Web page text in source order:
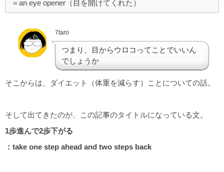
＝an eye opener（目を開けてくれた）
7taro
つまり、目からウロコってことでいいん
でしょうか
そこからは、ダイエット（体重を減らす）ことについての話。
そして出てきたのが、この記事のタイトルになっている文。
1歩進んで2歩下がる
：take one step ahead and two steps back